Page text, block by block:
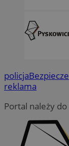
policja
reklama
Portal należy do